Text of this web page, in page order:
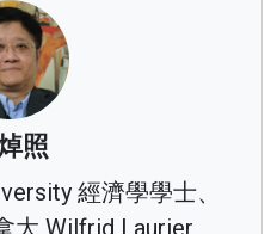
照
經濟學學士、
大 Wilfrid Laurier